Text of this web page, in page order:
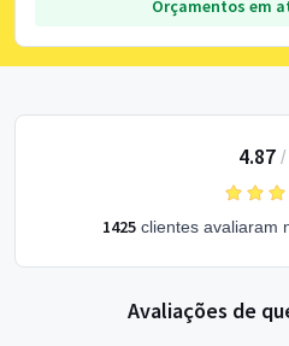
Orçamentos em
4.87 /
1425 clientes avaliaram
Avaliações de